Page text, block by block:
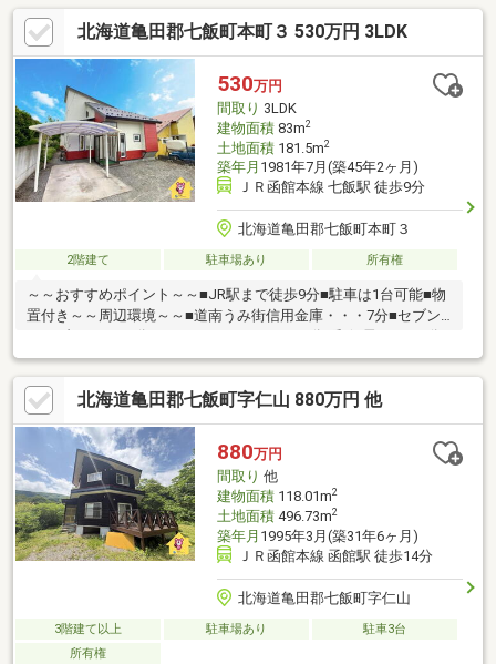
探し始めの方向け＞しっかりコース(1h~)/サクッとコース
(0.5h~) 詳しくは物件詳細下段の「イベント情報」をご覧くだ
さい。
北海道亀田郡七飯町本町３ 530万円 3LDK
530万円
間取り 3LDK
建物面積83m2
土地面積181.5m2
築年月 1981年7月(築45年2ヶ月)
ＪＲ函館本線 七飯駅 徒歩9分
北海道亀田郡七飯町本町３
2階建て 駐車場あり 所有権
～～おすすめポイント～～■JR駅まで徒歩9分■駐車は1台可能■物
置付き～～周辺環境～～■道南うみ街信用金庫・・・7分■セブン
▼▼ 打ち合わせ・見学プランご用意しております ▼▼ ＜
探し始めの方向け＞しっかりコース(1h~)/サクッとコース
(0.5h~) 詳しくは物件詳細下段の「イベント情報」をご覧くだ
さい。
北海道亀田郡七飯町字仁山 880万円 他
880万円
間取り 他
建物面積118.01m2
土地面積496.73m2
築年月 1995年3月(築31年6ヶ月)
ＪＲ函館本線 函館駅 徒歩14分
北海道亀田郡七飯町字仁山
3階建て以上 駐車場あり
駐車3台
所有権